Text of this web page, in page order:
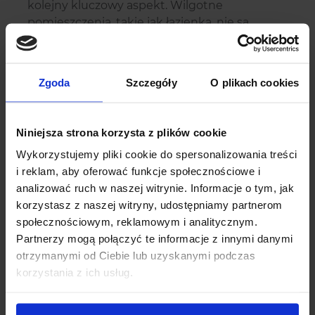
Zgoda Szczegóły O plikach cookies
Niniejsza strona korzysta z plików cookie
Wykorzystujemy pliki cookie do spersonalizowania treści
i reklam, aby oferować funkcje społecznościowe i
analizować ruch w naszej witrynie. Informacje o tym, jak
korzystasz z naszej witryny, udostępniamy partnerom
społecznościowym, reklamowym i analitycznym.
Partnerzy mogą połączyć te informacje z innymi danymi
otrzymanymi od Ciebie lub uzyskanymi podczas
korzystania z ich usług.
kolejny kluczowy aspekt. Wilgotne
pomieszczenia, takie jak łazienka, nie są
odpowiednim miejscem do przechowywania
biżuterii, ponieważ wilgoć może prowadzić do
materiałów.
uwzględniać również zastosowanie
odpowiednich pojemników i przegródek.
Aksamitne pudełka, jedwabne woreczki czy
bawełniane saszetki to doskonałe opcje, które
chronią biżuterię przed zarysowaniami i
utrzymują stałą cyrkulację powietrza. W
przypadku przechowywania delikatniejszych
przedmiotów, takich jak biżuteria ślubna,
szczególnie ważne jest zastosowanie wysokiej
poszczególne elementy. Dobrej jakości